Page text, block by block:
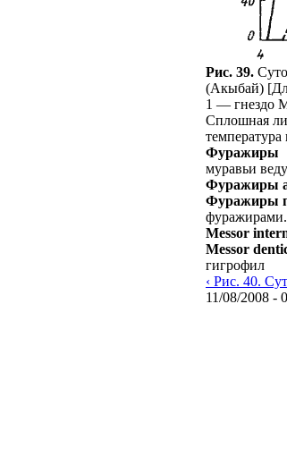
Рис. 39.
(Акыбай)
1 — гнездо
Сплошная
Фуражиры
муравьи
Фуражиры
Фуражиры
Messor
Messor
гигрофил
‹ Рис. 40.
11/08/2008 -